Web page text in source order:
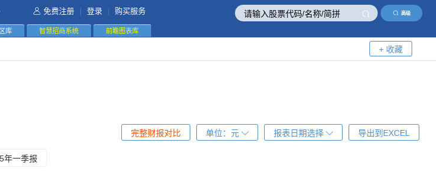
高级
免费注册 登录 购买服务
库 智慧招商系统 前瞻图表库
+ 收藏
导出到EXCEL
报表日期选择
单位： 元
完整财报对比
年一季报